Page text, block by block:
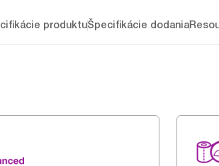
produktuŠpecifikácie dodania